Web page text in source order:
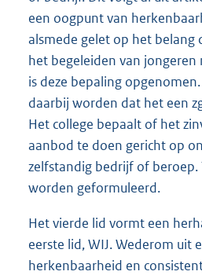
een oogpunt van
alsmede gelet op het belang
het begeleiden van
is deze bepaling
daarbij worden dat het een
Het college bepaalt of het
aanbod te doen gericht op
zelfstandig bedrijf of beroep.
worden geformuleerd.
Het vierde lid vormt een
eerste lid, WIJ. Wederom uit
herkenbaarheid en